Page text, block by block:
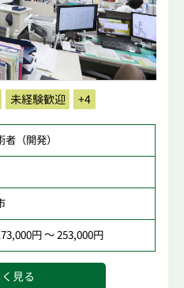
未経験歓迎 +4
（開発）
円 ～ 253,000円
見る